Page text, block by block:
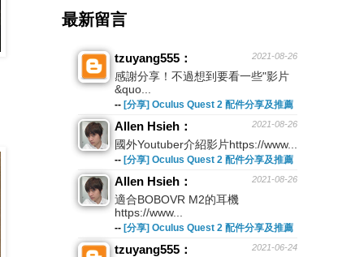
最新留言
2021-08-26
tzuyang555：
感謝分享！不過想到要看一些"影片
&quo...
-- [分享] Oculus Quest 2 配件分享及推薦
2021-08-26
Allen Hsieh：
國外Youtuber介紹影片https://www...
-- [分享] Oculus Quest 2 配件分享及推薦
2021-08-26
Allen Hsieh：
適合BOBOVR M2的耳機
https://www...
-- [分享] Oculus Quest 2 配件分享及推薦
2021-06-24
tzuyang555：